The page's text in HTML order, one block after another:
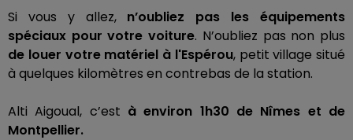
Si vous y allez, n’oubliez pas les équipements
spéciaux pour votre voiture. N’oubliez pas non plus
de louer votre matériel à l'Espérou, petit village situé
à quelques kilomètres en contrebas de la station.
Alti Aigoual, c’est à environ 1h30 de Nîmes et de
Montpellier.